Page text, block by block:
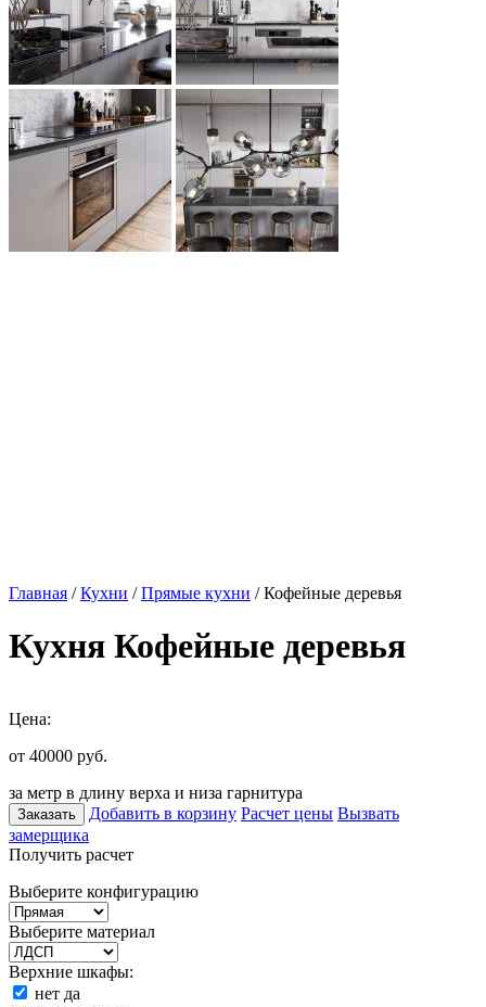
Главная /Кухни /Прямые кухни / Кофейные деревья
Кухня Кофейные деревья
Цена:
от 40000 руб.
за метр в длину верха и низа гарнитура
Заказать Добавить в корзину Расчет цены Вызвать
замерщика
Получить расчет
Выберите конфигурацию
Выберите материал
Верхние шкафы:
нет да